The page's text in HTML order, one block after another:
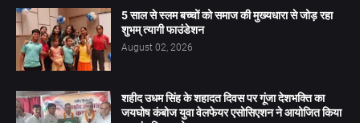
5 साल से स्लम बच्चों को समाज की मुख्यधारा से जोड़ रहा
शुभम् त्यागी फाउंडेशन
August 02, 2026
शहीद उधम सिंह के शहादत दिवस पर गूंजा देशभक्ति का
जयघोष कंबोज युवा वेलफेयर एसोसिएशन ने आयोजित किया